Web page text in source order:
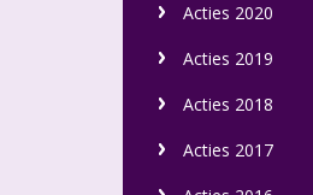
Acties 2020
Acties 2019
Acties 2018
Acties 2017